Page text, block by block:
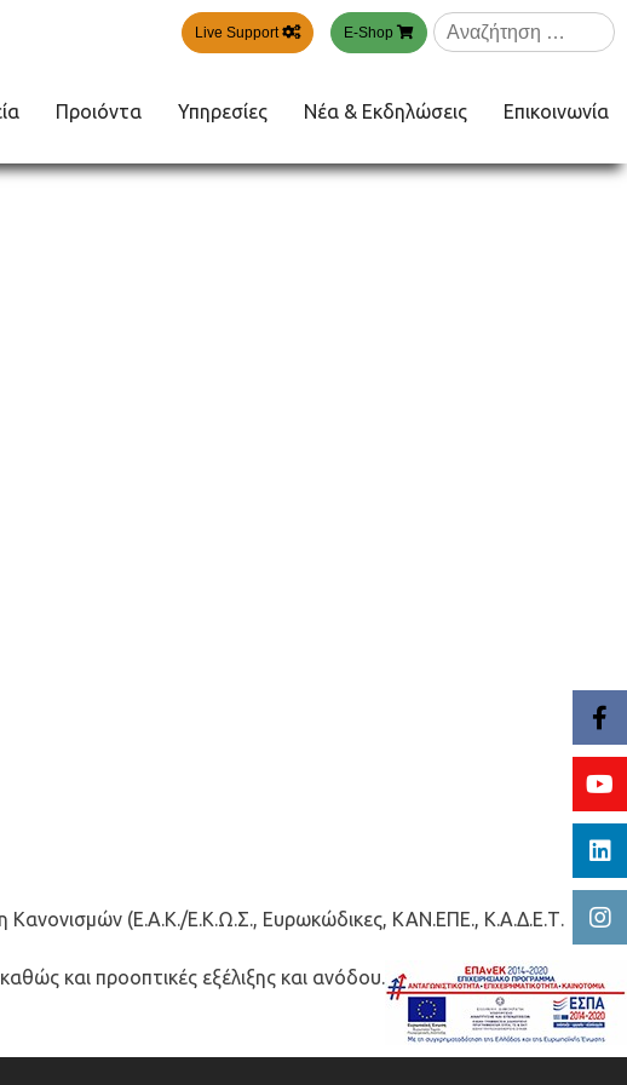
Live Support E-Shop
Αναζήτηση
για:
Προιόντα Υπηρεσίες Νέα & Εκδηλώσεις Επικοινωνία
Κανονισμών (Ε.Α.Κ./Ε.Κ.Ω.Σ., Ευρωκώδικες, ΚΑΝ.ΕΠΕ., Κ.Α.Δ.Ε.Τ.
και προοπτικές εξέλιξης και ανόδου.